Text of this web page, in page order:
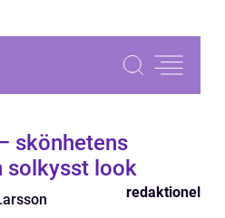
skönhetens
solkysst look
redaktionel